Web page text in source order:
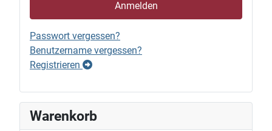
Anmelden
Passwort vergessen?
Benutzername vergessen?
Registrieren
Warenkorb